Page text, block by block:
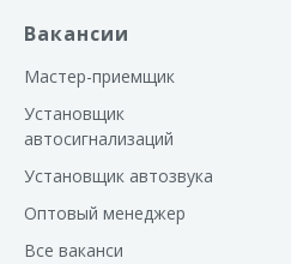
Вакансии
Мастер-приемщик
Установщик
автосигнализаций
Установщик автозвука
Оптовый менеджер
Все ваканси